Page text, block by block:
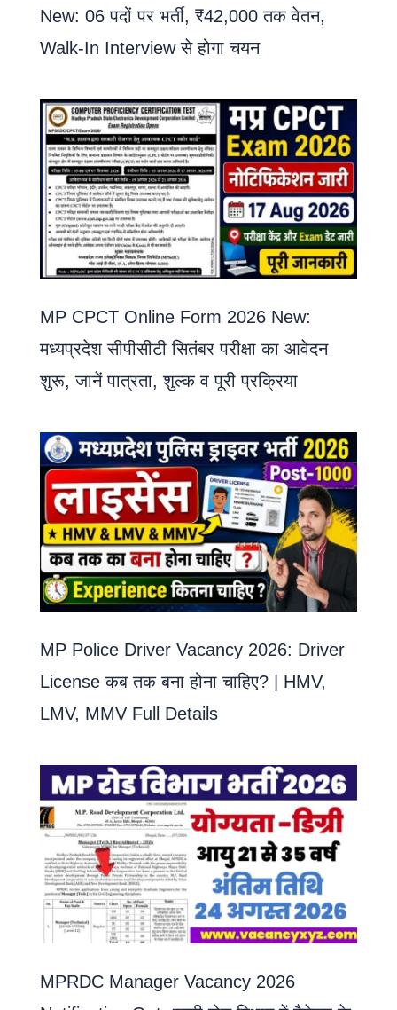
New: 06 पदों पर भर्ती, ₹42,000 तक वेतन,
Walk-In Interview से होगा चयन
MP CPCT Online Form 2026 New:
मध्यप्रदेश सीपीसीटी सितंबर परीक्षा का आवेदन
शुरू, जानें पात्रता, शुल्क व पूरी प्रक्रिया
MP Police Driver Vacancy 2026: Driver
License कब तक बना होना चाहिए? | HMV,
LMV, MMV Full Details
MPRDC Manager Vacancy 2026